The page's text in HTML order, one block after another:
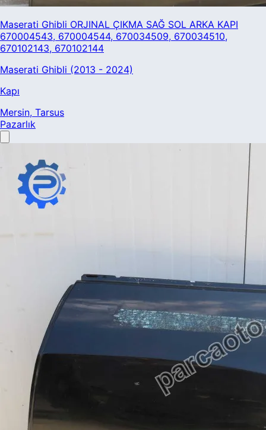
Maserati Ghibli ORJINAL ÇIKMA SAĞ SOL ARKA KAPI
670004543, 670004544, 670034509, 670034510,
670102143, 670102144
Maserati Ghibli (2013 - 2024)
Kapı
Mersin, Tarsus
Pazarlık